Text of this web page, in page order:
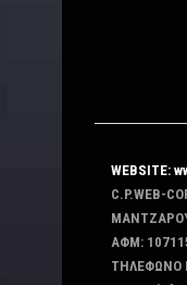
WEBSITE:
C.P.WEB-
ΑΦΜ:
ΤΗΛΕΦΩΝΟ